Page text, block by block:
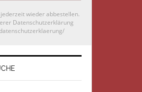
wieder abbestellen.
Datenschutzerklärung